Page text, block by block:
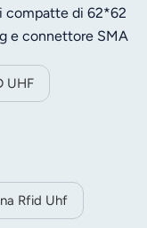
compatte di 62*62
e connettore SMA
ohm.
UHF
Rfid Uhf